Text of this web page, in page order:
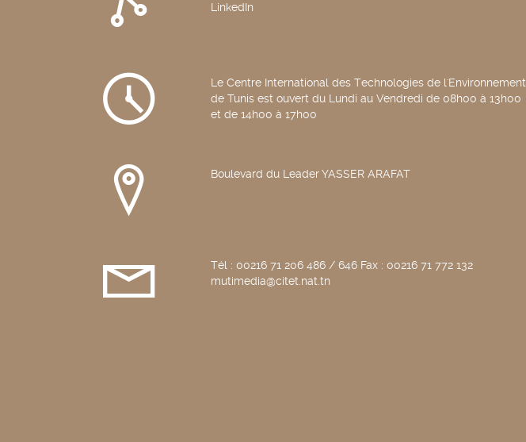
LinkedIn
Le Centre International des Technologies de l'Environnement
de Tunis est ouvert du Lundi au Vendredi de 08h00 à 13h00
et de 14h00 à 17h00
Boulevard du Leader YASSER ARAFAT
Tél : 00216 71 206 486 / 646 Fax : 00216 71 772 132
mutimedia@citet.nat.tn